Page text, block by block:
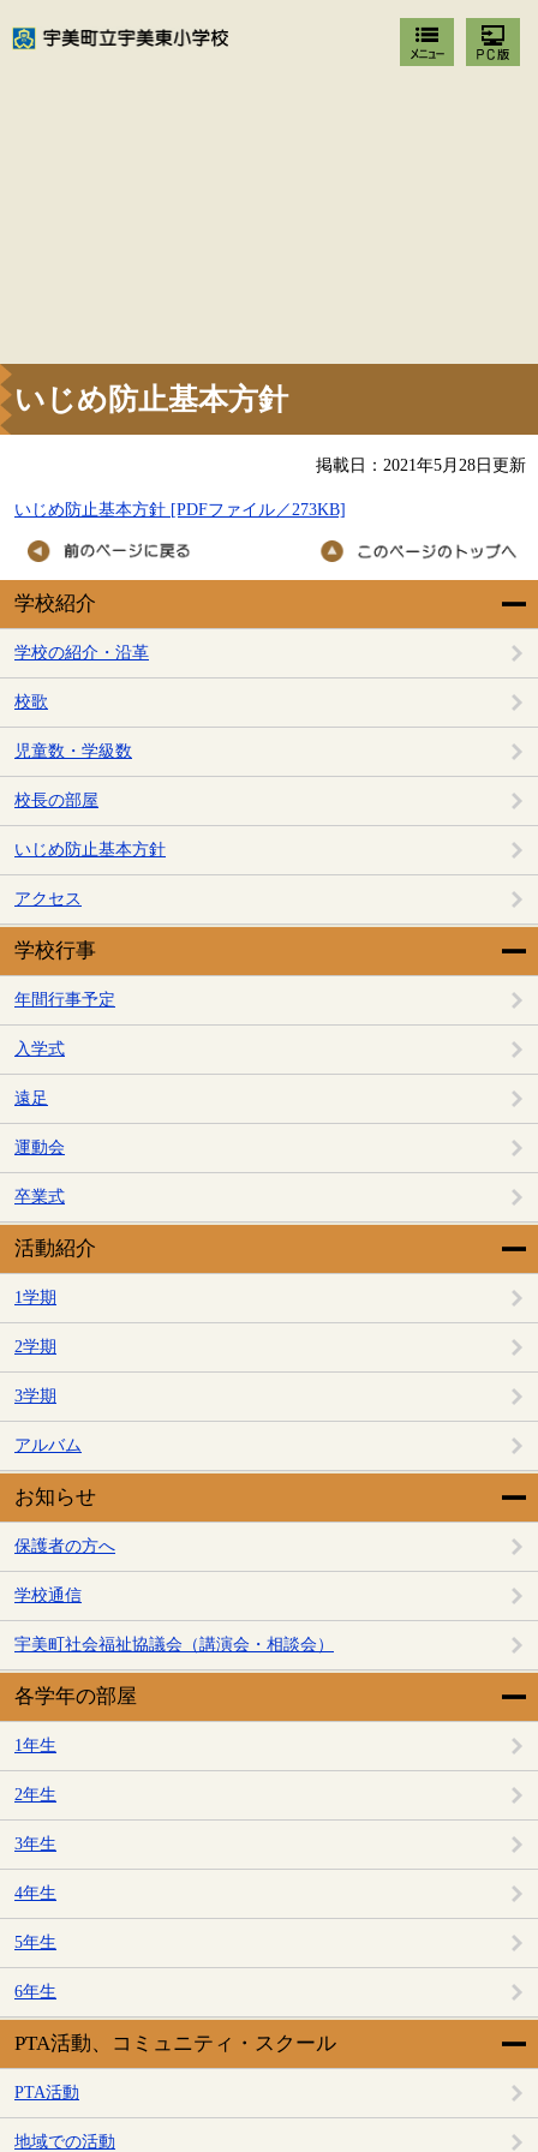
学校紹介
学校の紹介・沿革
校歌
児童数・学級数
校長の部屋
いじめ防止基本方針
アクセス
学校行事
年間行事予定
入学式
遠足
運動会
卒業式
活動紹介
1学期
2学期
3学期
アルバム
お知らせ
保護者の方へ
学校通信
宇美町社会福祉協議会（講演会・相談会）
各学年の部屋
1年生
2年生
3年生
4年生
5年生
6年生
PTA活動、コミュニティ・スクール
PTA活動
地域での活動
いじめ防止基本方針
掲載日：2021年5月28日更新
いじめ防止基本方針 [PDFファイル／273KB]